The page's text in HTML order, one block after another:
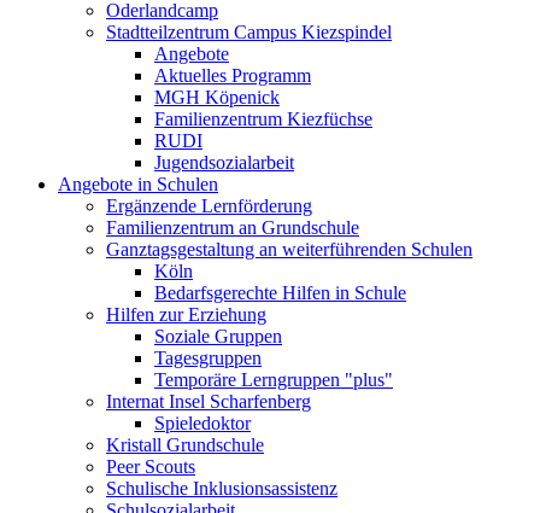
Oderlandcamp
Stadtteilzentrum Campus Kiezspindel
Angebote
Aktuelles Programm
MGH Köpenick
Familienzentrum Kiezfüchse
RUDI
Jugendsozialarbeit
Angebote in Schulen
Ergänzende Lernförderung
Familienzentrum an Grundschule
Ganztagsgestaltung an weiterführenden Schulen
Köln
Bedarfsgerechte Hilfen in Schule
Hilfen zur Erziehung
Soziale Gruppen
Tagesgruppen
Temporäre Lerngruppen "plus"
Internat Insel Scharfenberg
Spieledoktor
Kristall Grundschule
Peer Scouts
Schulische Inklusionsassistenz